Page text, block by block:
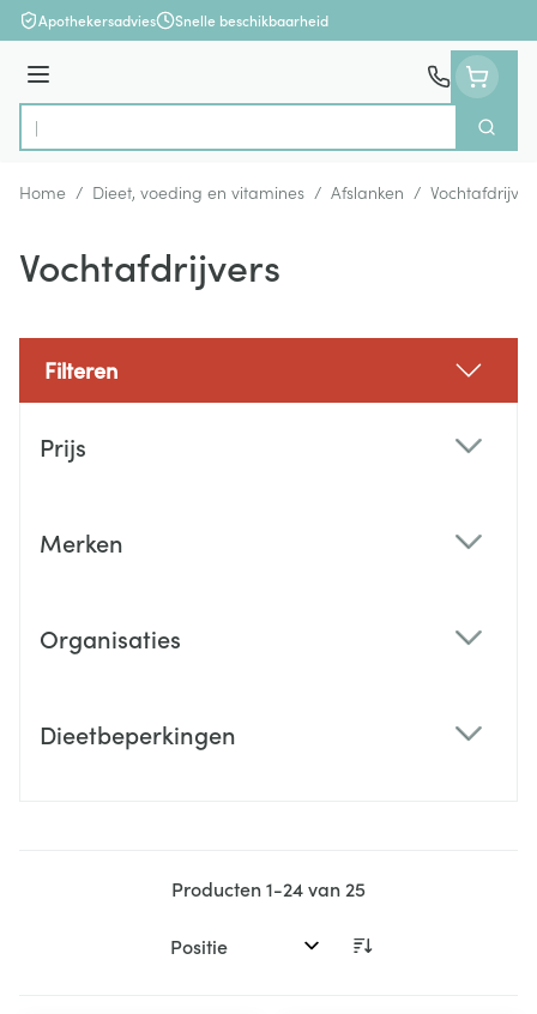
Ga naar de inhoud
Apothekersadvies Snelle beschikbaarheid
Menu
Product, merk, categorie...
Zoek
Home / Dieet, voeding en vitamines / Afslanken /
Vochtafdrijvers
Filteren
Prijs
Merken
Organisaties
Dieetbeperkingen
Producten1-24van 25
Sorteer op: